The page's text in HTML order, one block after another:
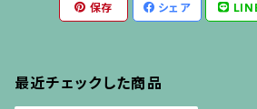
保存 シェア
最近チェックした商品